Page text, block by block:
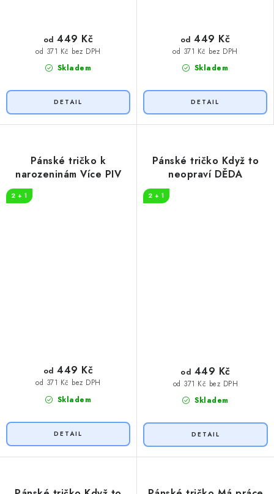
Skladem
od 371 Kč bez DPH
od 449 Kč
Skladem
od 371 Kč bez DPH
od 449 Kč
Pánské tričko k
narozeninám Více PIV
2 + 1
Skladem
od 371 Kč bez DPH
od 449 Kč
Pánské tričko Když to
neopraví DĚDA
2 + 1
Skladem
od 371 Kč bez DPH
od 449 Kč